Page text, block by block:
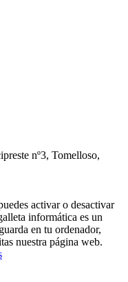
nº3, Tomelloso,
activar o desactivar
informática es un
en tu ordenador,
nuestra página web.